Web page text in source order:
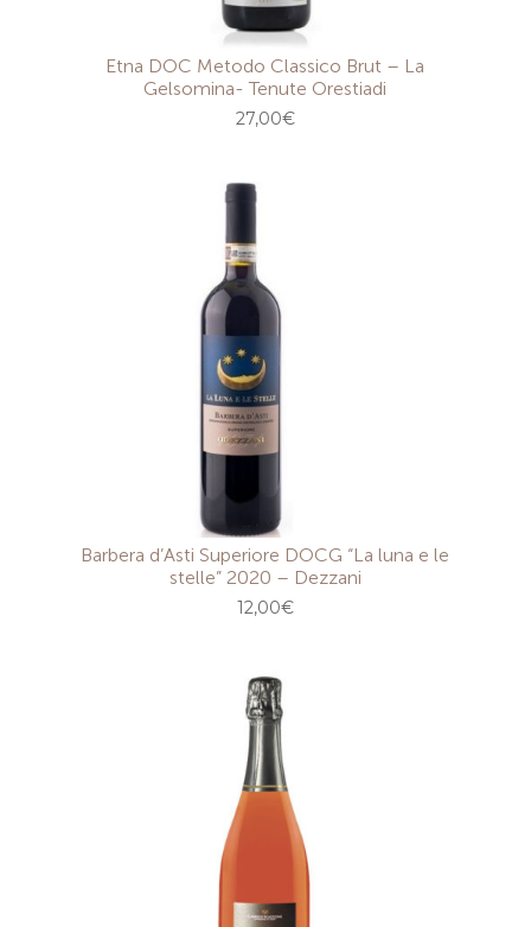
Etna DOC Metodo Classico Brut – La
Gelsomina- Tenute Orestiadi
27,00€
Barbera d’Asti Superiore DOCG “La luna e le
stelle” 2020 – Dezzani
12,00€